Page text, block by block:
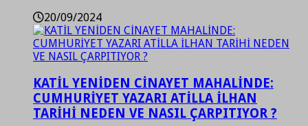
20/09/2024
KATİL YENİDEN CİNAYET MAHALİNDE:
CUMHURİYET YAZARI ATİLLA İLHAN
TARİHİ NEDEN VE NASIL ÇARPITIYOR ?